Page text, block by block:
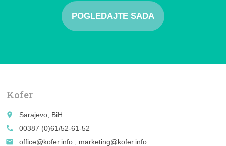
POGLEDAJTE SADA
Kofer
place
Sarajevo, BiH
call
00387 (0)61/52-61-52
email
office@kofer.info , marketing@kofer.info